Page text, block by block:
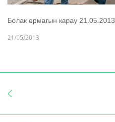
Болак ермагын карау 21.05.2013
21/05/2013